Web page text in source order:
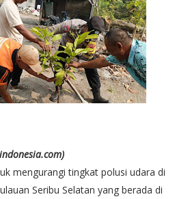
mengurangi tingkat polusi udara di
Seribu Selatan yang berada di